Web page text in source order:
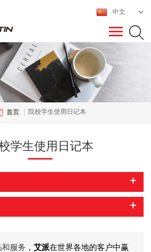
中文
首页 | 院校学生使用日记本
校学生使用日记本
服务 ， 艾派在世界各地的客户中赢